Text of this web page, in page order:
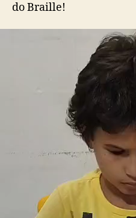
do Braille!